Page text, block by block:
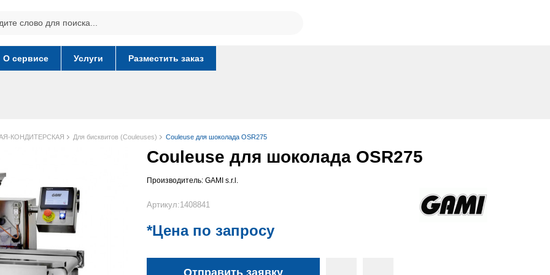
О сервисе Услуги Разместить заказ
КОНДИТЕРСКАЯ Для бисквитов (Couleuses) Couleuse для шоколада OSR275
Couleuse для шоколада OSR275
Производитель: GAMI s.r.l.
Артикул:1408841
*Цена по запросу
Отправить заявку